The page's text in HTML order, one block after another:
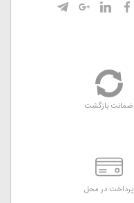
ضمانت بازگشت
پرداخت در محل